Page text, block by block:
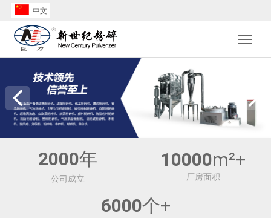
中文
2000年
公司成立
10000m²+
厂房面积
6000个+